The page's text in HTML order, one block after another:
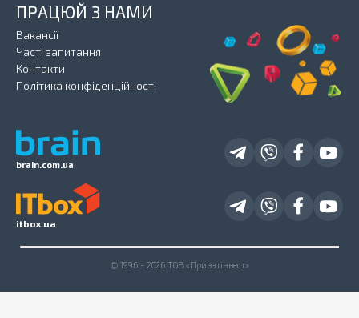
brain.com.ua
ПРАЦЮЙ З НАМИ
Вакансії
Часті запитання
Контакти
Політика конфіденційності
itbox.ua
© 1996 - 2026 ТОВ «Приватінвест»